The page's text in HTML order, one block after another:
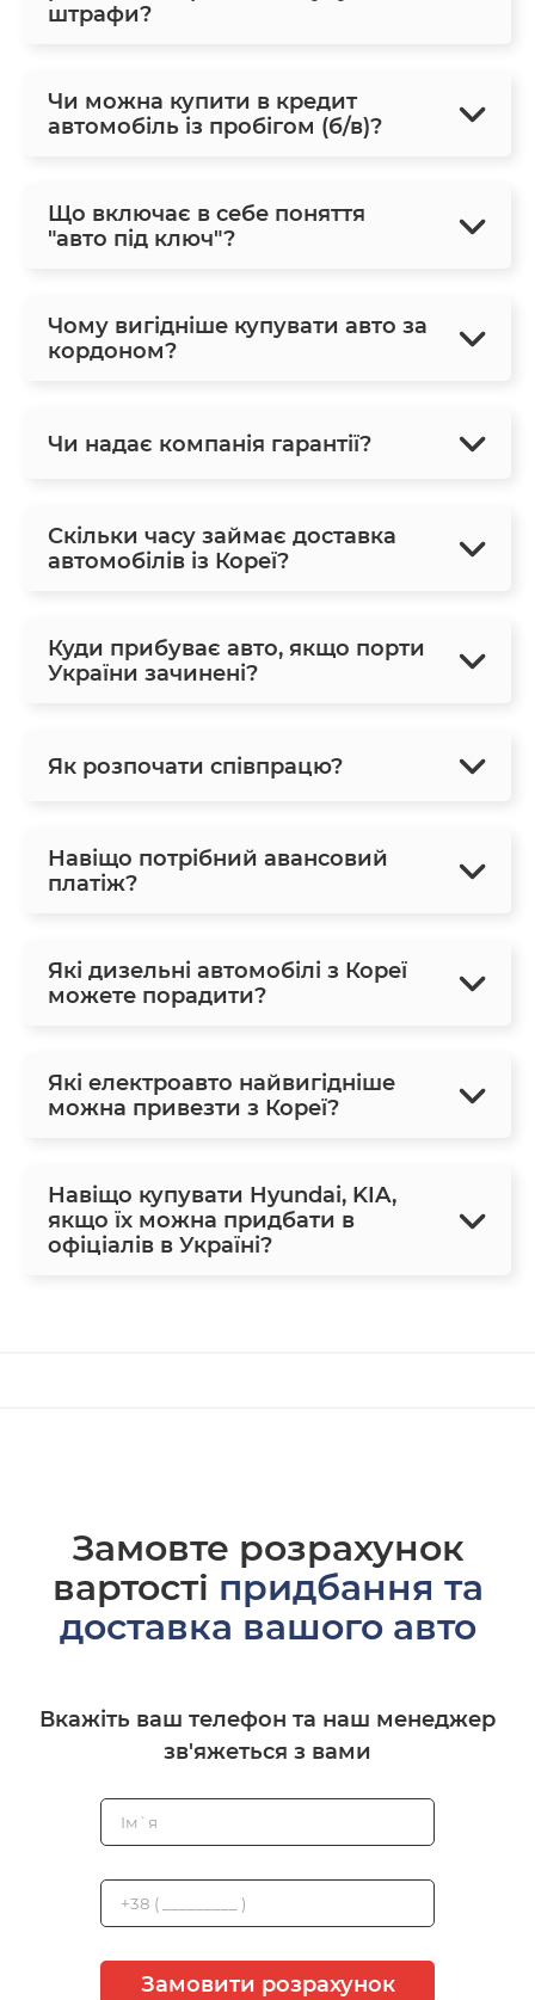
штрафи?
Чи можна купити в кредит
автомобіль із пробігом (б/в)?
Що включає в себе поняття
"авто під ключ"?
Чому вигідніше купувати авто за
кордоном?
Чи надає компанія гарантії?
Скільки часу займає доставка
автомобілів із Кореї?
Куди прибуває авто, якщо порти
України зачинені?
Як розпочати співпрацю?
Навіщо потрібний авансовий
платіж?
Які дизельні автомобілі з Кореї
можете порадити?
Які електроавто найвигідніше
можна привезти з Кореї?
Навіщо купувати Hyundai, KIA,
якщо їх можна придбати в
офіціалів в Україні?
Замовте розрахунок
вартості придбання та
доставка вашого авто
Вкажіть ваш телефон та наш менеджер
зв'яжеться з вами
Замовити розрахунок